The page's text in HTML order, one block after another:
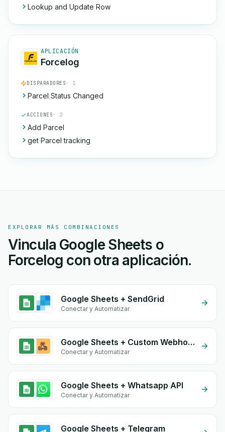
Lookup and Update Row
APLICACIÓN
Forcelog
DISPARADORES · 1
Parcel Status Changed
ACCIONES · 2
Add Parcel
get Parcel tracking
EXPLORAR MÁS COMBINACIONES
Vincula Google Sheets o
Forcelog con otra aplicación.
Google Sheets + SendGrid
Conectar y Automatizar
Google Sheets + Custom Webhook
Conectar y Automatizar
Google Sheets + Whatsapp API
Conectar y Automatizar
Google Sheets + Telegram